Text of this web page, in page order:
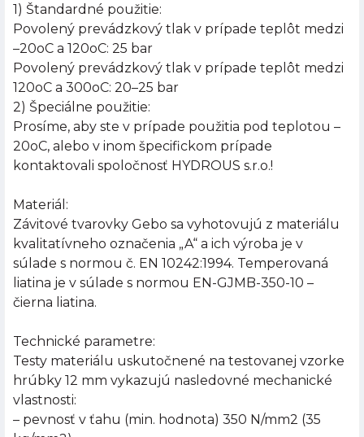
1) Štandardné použitie:
Povolený prevádzkový tlak v prípade teplôt medzi
–20oC a 120oC: 25 bar
Povolený prevádzkový tlak v prípade teplôt medzi
120oC a 300oC: 20–25 bar
2) Špeciálne použitie:
Prosíme, aby ste v prípade použitia pod teplotou –
20oC, alebo v inom špecifickom prípade
kontaktovali spoločnosť HYDROUS s.r.o.!
Materiál:
Závitové tvarovky Gebo sa vyhotovujú z materiálu
kvalitatívneho označenia „A“ a ich výroba je v
súlade s normou č. EN 10242:1994. Temperovaná
liatina je v súlade s normou EN-GJMB-350-10 –
čierna liatina.
Technické parametre:
Testy materiálu uskutočnené na testovanej vzorke
hrúbky 12 mm vykazujú nasledovné mechanické
vlastnosti:
– pevnosť v ťahu (min. hodnota) 350 N/mm2 (35